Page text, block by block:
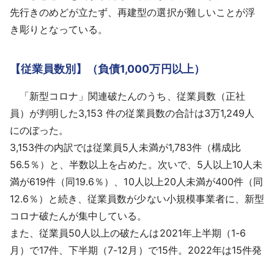
先行きのめどが立たず、再建型の選択が難しいことが浮
き彫りとなっている。
【従業員数別】（負債1,000万円以上）
「新型コロナ」関連破たんのうち、従業員数（正社
員）が判明した3,153 件の従業員数の合計は3万1,249人
にのぼった。
3,153件の内訳では従業員5人未満が1,783件（構成比
56.5％）と、半数以上を占めた。次いで、5人以上10人未
満が619件（同19.6％）、10人以上20人未満が400件（同
12.6％）と続き、従業員数が少ない小規模事業者に、新型
コロナ破たんが集中している。
また、従業員50人以上の破たんは2021年上半期（1-6
月）で17件、下半期（7-12月）で15件。2022年は15件発